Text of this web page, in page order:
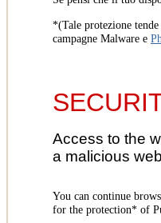
*(Tale protezione
campagne Malware e
Access to the
a malicious
You can continue
for the protection* of